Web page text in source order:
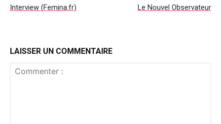
Interview (Femina.fr) Le Nouvel Observateur
LAISSER UN COMMENTAIRE